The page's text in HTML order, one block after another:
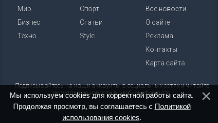
Мир
Бизнес
Техно
Спорт
Статьи
Style
Все новости
О сайте
Реклама
Контакты
Карта сайта
Подписывайтесь на наши аккаунты в социальных сетях и читайте
актуальные новости в удобном формате.
Мы используем cookies для корректной работы сайта.
Продолжая просмотр, вы соглашаетесь с Политикой
использования cookies.